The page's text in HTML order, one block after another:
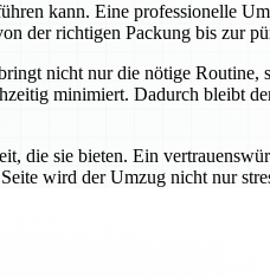
kann. Eine professionelle
der richtigen Packung bis zur
nicht nur die nötige
minimiert. Dadurch bleibt
die sie bieten. Ein
wird der Umzug nicht nur